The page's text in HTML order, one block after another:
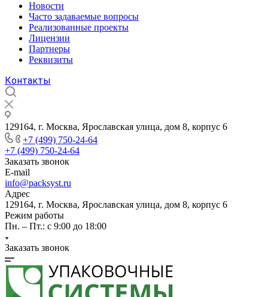
Новости
Часто задаваемые вопросы
Реализованные проекты
Лицензии
Партнеры
Реквизиты
Контакты
129164, г. Москва, Ярославская улица, дом 8, корпус 6
+7 (499) 750-24-64
+7 (499) 750-24-64
Заказать звонок
E-mail
info@packsyst.ru
Адрес
129164, г. Москва, Ярославская улица, дом 8, корпус 6
Режим работы
Пн. – Пт.: с 9:00 до 18:00
Заказать звонок